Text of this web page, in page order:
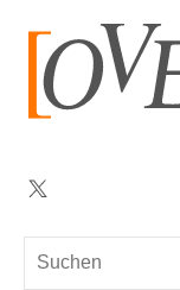
springen
Suchen
Twitter